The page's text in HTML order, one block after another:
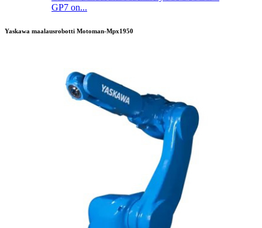
GP7 on...
Yaskawa maalausrobotti Motoman-Mpx1950